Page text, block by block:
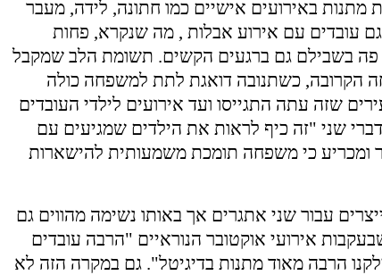
מתנות באירועים אישיים כמו חתונה, לידה, מעבר
עובדים עם אירוע אבלות , מה שנקרא, פחות
בשבילם גם ברגעים הקשים. תשומת הלב שמקבל
הקרובה, כשתנובה דואגת לתת למשפחה כולה
שזה עתה התגייסו ועד אירועים לילדי העובדים
שני "זה כיף לראות את הילדים שמגיעים עם
ומכריע כי משפחה תומכת משמעותית להישארות
עבור שני אתגרים אך באותו נשימה מהווים גם
אירועי אוקטובר הנוראיים "הרבה עובדים
הרבה מאוד מתנות בדיגיטל". גם במקרה הזה לא